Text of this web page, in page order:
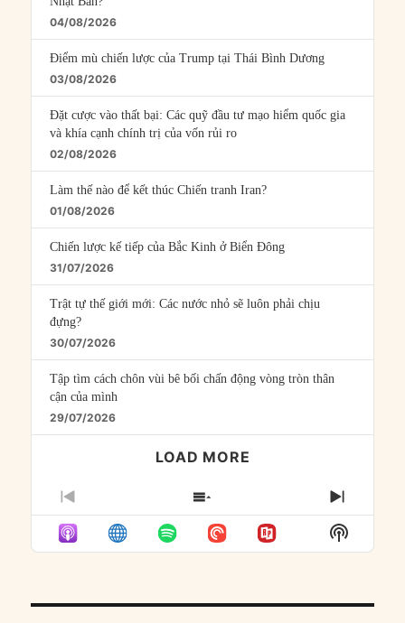
04/08/2026
Điểm mù chiến lược của Trump tại Thái Bình Dương
03/08/2026
Đặt cược vào thất bại: Các quỹ đầu tư mạo hiểm quốc gia
và khía cạnh chính trị của vốn rủi ro
02/08/2026
Làm thế nào để kết thúc Chiến tranh Iran?
01/08/2026
Chiến lược kế tiếp của Bắc Kinh ở Biển Đông
31/07/2026
Trật tự thế giới mới: Các nước nhỏ sẽ luôn phải chịu
đựng?
30/07/2026
Tập tìm cách chôn vùi bê bối chấn động vòng tròn thân
cận của mình
29/07/2026
LOAD MORE
PREVIOUS
EPISODE
SHOW
EPISODES
LIST
NEXT
Show
Podcast